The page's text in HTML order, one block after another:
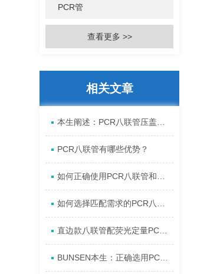
PCR管
查看更多 >>
相关文章
PCR八联管有哪些优势？